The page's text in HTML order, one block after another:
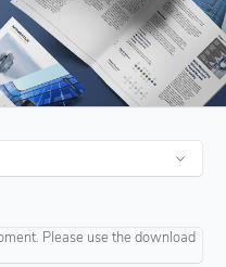
Please use the download